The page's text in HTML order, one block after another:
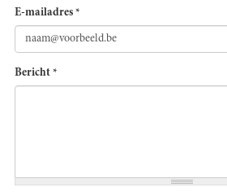
E-mailadres *
Bericht *